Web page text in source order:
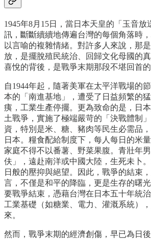
1945年8月15日，當日本天皇的「玉音
訊，斷斷續續地傳遍台灣的每個角落時
以言喻的複雜情緒。對許多人來說，那
放，是擺脫殖民統治、回歸文化母國的
喜悅的背後，是戰爭末期那段不堪回首的
自1944年起，隨著美軍在太平洋戰場的
本的「南進基地」，遭受了日益頻繁的
痍，工業生產停擺。更為致命的是，日
土戰爭，實施了極端嚴苛的「決戰體制
資，特別是米、糖、豬肉等民生必需品
日本。糧食配給制度下，每人每日的米
家庭不得不以番薯、野菜果腹。青壯年
伕」，遠赴南洋或中國大陸，生死未卜
日般的壓抑與絕望。因此，戰爭的結束
言，不僅是和平的降臨，更是生存的曙
要戰爭結束，憑藉台灣在日本五十年統
工業基礎（如糖業、電力、灌溉系統）
來。
然而，戰爭末期的經濟創傷，早已為日